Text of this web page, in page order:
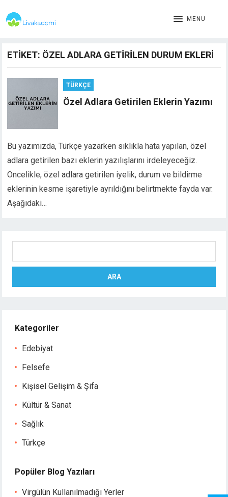
MENU
ETIKET: ÖZEL ADLARA GETIRILEN DURUM EKLERI
TÜRKÇE
Özel Adlara Getirilen Eklerin Yazımı
Bu yazımızda, Türkçe yazarken sıklıkla hata yapılan, özel
adlara getirilen bazı eklerin yazılışlarını irdeleyeceğiz.
Öncelikle, özel adlara getirilen iyelik, durum ve bildirme
eklerinin kesme işaretiyle ayrıldığını belirtmekte fayda var.
Aşağıdaki…
ARA
Kategoriler
Edebiyat
Felsefe
Kişisel Gelişim & Şifa
Kültür & Sanat
Sağlık
Türkçe
Popüler Blog Yazıları
Virgülün Kullanılmadığı Yerler